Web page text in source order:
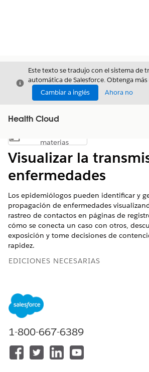
Cerrar
Este texto se tradujo con el sistema de
automática de Salesforce. Obtenga
Cambiar a inglés
Ahora no
Health Cloud
Mostrar índice de materias
materias
Visualizar la
enfermedades
Los epidemiólogos pueden identificar y
propagación de enfermedades
rastreo de contactos en páginas de
cómo se conecta un caso con otros,
exposición y tome decisiones de
rapidez.
EDICIONES NECESARIAS
Disponible en:
Health Cloud
PERMISOS DE USUARIO
Para ver el gráfico Relación
de contacto de cuenta:
1-800-667-6389